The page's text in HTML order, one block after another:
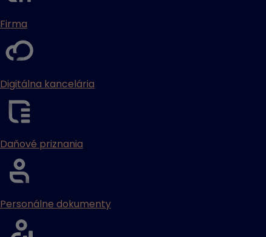
Firma
Digitálna kancelária
Daňové priznania
Personálne dokumenty